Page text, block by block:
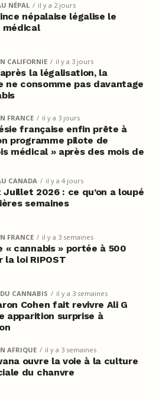
NÉPAL il y a 2 jours
népalaise légalise le
médical
CALIFORNIE il y a 3 jours
la légalisation, la
ne consomme pas davantage
FRANCE il y a 3 jours
française enfin prête à
programme pilote de
médical » après des mois de
CANADA il y a 4 jours
Juillet 2026 : ce qu’on a loupé
semaines
FRANCE il y a 3 semaines
« cannabis » portée à 500
la loi RIPOST
CANNABIS il y a 3 semaines
Cohen fait revivre Ali G
apparition surprise à
AFRIQUE il y a 3 semaines
ouvre la voie à la culture
du chanvre